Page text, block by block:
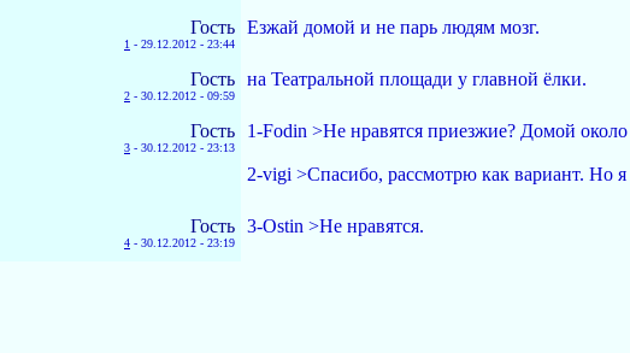
Гость
1 - 29.12.2012 - 23:44
Езжай домой и не парь людям мозг.
Гость
2 - 30.12.2012 - 09:59
на Театральной площади у главной ёлки.
Гость
3 - 30.12.2012 - 23:13
1-Fodin >Не нравятся приезжие? Домой
2-vigi >Спасибо, рассмотрю как вариант. Но я
Гость
4 - 30.12.2012 - 23:19
3-Ostin >Не нравятся.